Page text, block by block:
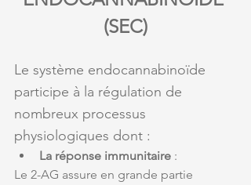
(SEC)
Le système endocannabinoïde
participe à la régulation de
nombreux processus
physiologiques dont :
La réponse immunitaire :
Le 2-AG assure en grande partie